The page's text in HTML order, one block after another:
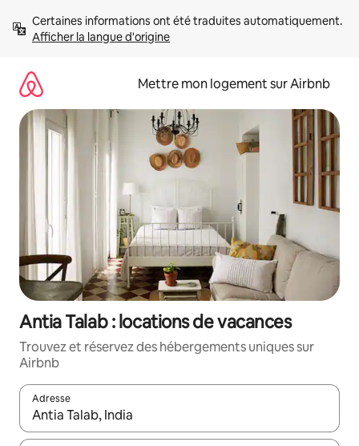
directement
Afficher la langue d'origine
Mettre mon logement sur Airbnb
Antia Talab : locations de vacances
Trouvez et réservez des hébergements uniques sur
Airbnb
Adresse
Lorsque les résultats s'affichent, utilisez les flèches vers le